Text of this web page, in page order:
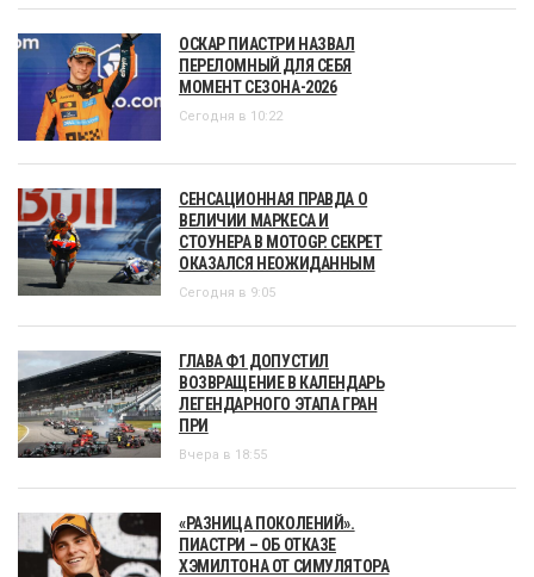
ОСКАР ПИАСТРИ НАЗВАЛ
ПЕРЕЛОМНЫЙ ДЛЯ СЕБЯ
МОМЕНТ СЕЗОНА-2026
Сегодня в 10:22
СЕНСАЦИОННАЯ ПРАВДА О
ВЕЛИЧИИ МАРКЕСА И
СТОУНЕРА В MOTOGP. СЕКРЕТ
ОКАЗАЛСЯ НЕОЖИДАННЫМ
Сегодня в 9:05
ГЛАВА Ф1 ДОПУСТИЛ
ВОЗВРАЩЕНИЕ В КАЛЕНДАРЬ
ЛЕГЕНДАРНОГО ЭТАПА ГРАН
ПРИ
Вчера в 18:55
«РАЗНИЦА ПОКОЛЕНИЙ».
ПИАСТРИ – ОБ ОТКАЗЕ
ХЭМИЛТОНА ОТ СИМУЛЯТОРА